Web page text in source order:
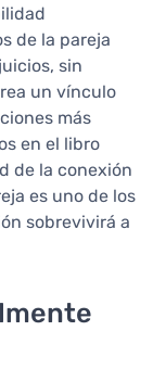
de la pareja
sin
un vínculo
más
en el libro
de la conexión
es uno de los
sobrevivirá a